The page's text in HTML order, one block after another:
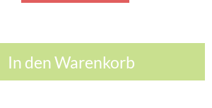
In denWarenkorb